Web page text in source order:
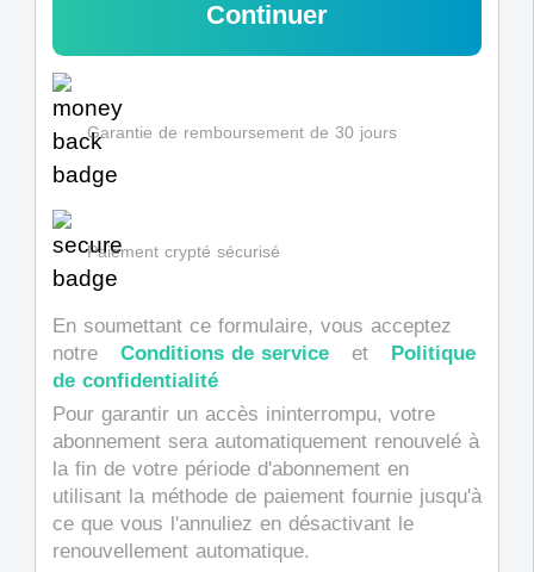
Continuer
Garantie de remboursement de 30 jours
Paiement crypté sécurisé
En soumettant ce formulaire, vous acceptez
notre
Conditions de service et
Politique
de confidentialité
Pour garantir un accès ininterrompu, votre
abonnement sera automatiquement renouvelé à
la fin de votre période d'abonnement en
utilisant la méthode de paiement fournie jusqu'à
ce que vous l'annuliez en désactivant le
renouvellement automatique.